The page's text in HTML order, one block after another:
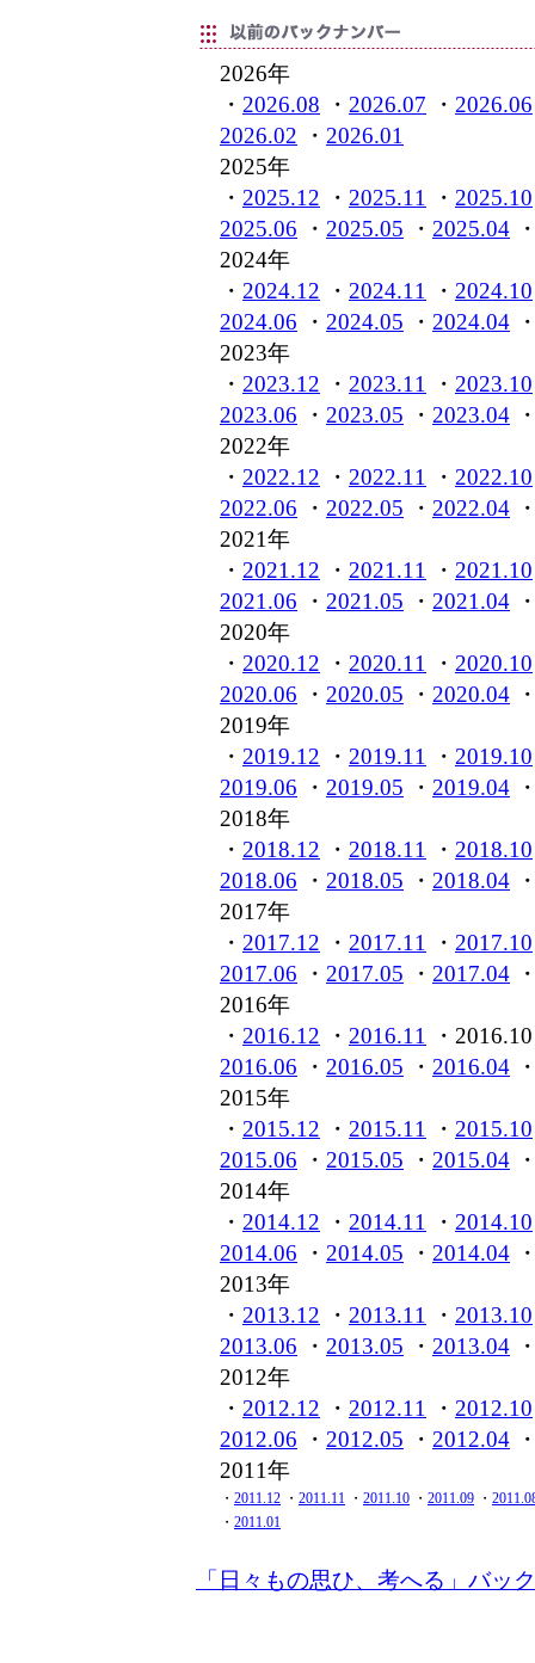
2026年
・ 2026.08 ・ 2026.07 ・ 2026.06
2026.02 ・ 2026.01
2025年
・ 2025.12 ・ 2025.11 ・ 2025.10
2025.06 ・ 2025.05 ・ 2025.04
2024年
・ 2024.12 ・ 2024.11 ・ 2024.10
2024.06 ・ 2024.05 ・ 2024.04
2023年
・ 2023.12 ・ 2023.11 ・ 2023.10
2023.06 ・ 2023.05 ・ 2023.04
2022年
・ 2022.12 ・ 2022.11 ・ 2022.10
2022.06 ・ 2022.05 ・ 2022.04
2021年
・ 2021.12 ・ 2021.11 ・ 2021.10
2021.06 ・ 2021.05 ・ 2021.04
2020年
・ 2020.12 ・ 2020.11 ・ 2020.10
2020.06 ・ 2020.05 ・ 2020.04
2019年
・ 2019.12 ・ 2019.11 ・ 2019.10
2019.06 ・ 2019.05 ・ 2019.04
2018年
・ 2018.12 ・ 2018.11 ・ 2018.10
2018.06 ・ 2018.05 ・ 2018.04
2017年
・ 2017.12 ・ 2017.11 ・ 2017.10
2017.06 ・ 2017.05 ・ 2017.04
2016年
・ 2016.12 ・ 2016.11
・
2016.06 ・ 2016.05 ・ 2016.04
2015年
・ 2015.12 ・ 2015.11 ・ 2015.10
2015.06 ・ 2015.05 ・ 2015.04
2014年
・ 2014.12 ・ 2014.11 ・ 2014.10
2014.06 ・ 2014.05 ・ 2014.04
2013年
・ 2013.12 ・ 2013.11 ・ 2013.10
2013.06 ・ 2013.05 ・ 2013.04
2012年
・ 2012.12 ・ 2012.11 ・ 2012.10
2012.06 ・ 2012.05 ・ 2012.04
2011年
・ 2011.12 ・ 2011.11 ・ 2011.10 ・ 2011.09 ・
・ 2011.01
「日々もの思ひ、考へる」バッ